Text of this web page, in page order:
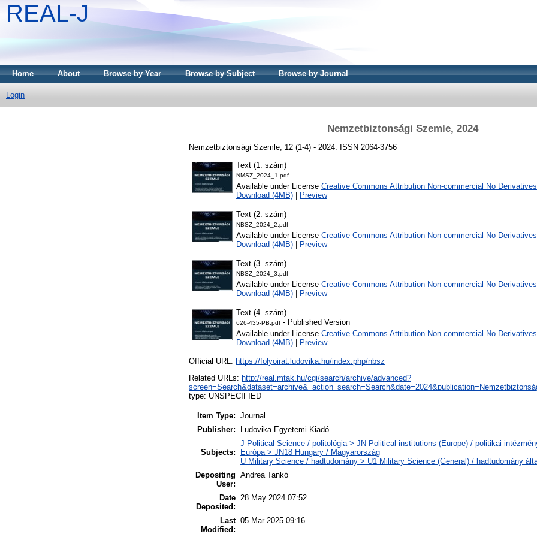
REAL-J
Home About Browse by Year Browse by Subject Browse by Journal
Login
Nemzetbiztonsági Szemle, 2024
Nemzetbiztonsági Szemle, 12 (1-4) - 2024. ISSN 2064-3756
Text (1. szám)
NMSZ_2024_1.pdf
Available under License Creative Commons Attribution Non-commercial No Derivatives
Download (4MB)
Preview
Text (2. szám)
NBSZ_2024_2.pdf
Available under License Creative Commons Attribution Non-commercial No Derivatives
Download (4MB)
Preview
Text (3. szám)
NBSZ_2024_3.pdf
Available under License Creative Commons Attribution Non-commercial No Derivatives
Download (4MB)
Preview
Text (4. szám)
626-435-PB.pdf - Published Version
Available under License Creative Commons Attribution Non-commercial No Derivatives
Download (4MB)
Preview
Official URL: https://folyoirat.ludovika.hu/index.php/nbsz
Related URLs: http://real.mtak.hu/cgi/search/archive/advanced?
type: UNSPECIFIED
Item Type: Journal
Publisher:
Ludovika Egyetemi Kiadó
Subjects:
J Political Science / politológia > JN Political institutions (Europe) / politikai
Európa > JN18 Hungary / Magyarország
U Military Science / hadtudomány > U1 Military Science (General) / hadtudomány
Depositing
User:
Andrea Tankó
Date
Deposited:
28 May 2024 07:52
Last
Modified:
05 Mar 2025 09:16